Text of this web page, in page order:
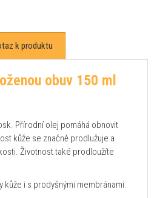
k produktu
obuv 150 ml
Přírodní olej pomáhá obnovit
kůže se značně prodlužuje a
Životnost také prodloužíte
kůže i s prodyšnými membránami.